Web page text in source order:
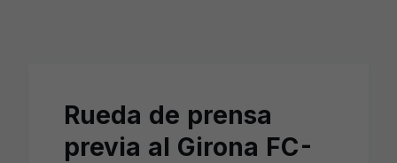
Rueda de prensa
previa al Girona FC-